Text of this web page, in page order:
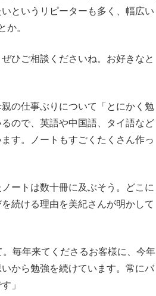
というリピーターも多く、幅広い
か。
ひご相談くださいね。お好きなと
の仕事ぶりについて「とにかく勉
ので、英語や中国語、タイ語など
す。ノートもすごくたくさん作っ
ートは数十冊に及ぶそう。どこに
続ける理由を美紀さんが明かして
毎年来てくださるお客様に、今年
から勉強を続けています。常にバ
」